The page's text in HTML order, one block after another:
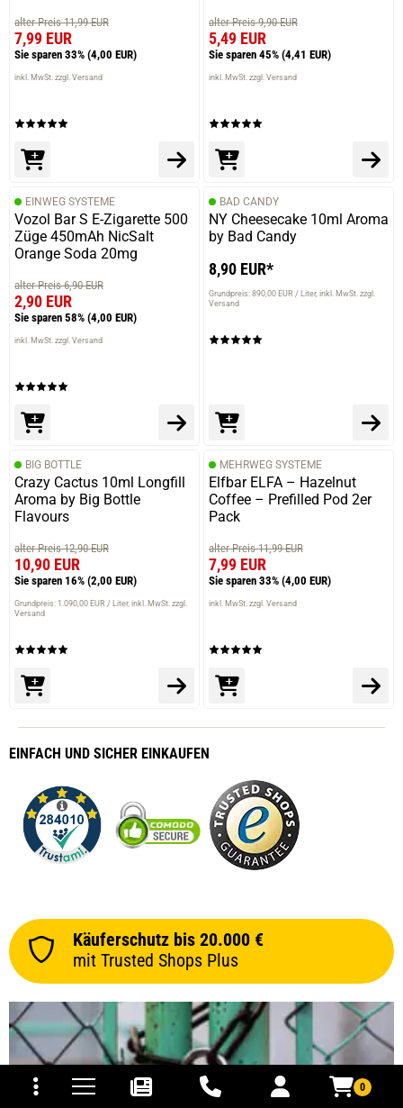
0
und Versandkosten
alter Preis 11,99 EUR
7,99 EUR
Sie sparen 33% (4,00 EUR)
inkl. MwSt. zzgl. Versand
alter Preis 9,90 EUR
5,49 EUR
Sie sparen 45% (4,41 EUR)
inkl. MwSt. zzgl. Versand
EINWEG SYSTEME
Vozol Bar S E-Zigarette 500
Züge 450mAh NicSalt
Orange Soda 20mg
alter Preis 6,90 EUR
2,90 EUR
Sie sparen 58% (4,00 EUR)
inkl. MwSt. zzgl. Versand
BAD CANDY
NY Cheesecake 10ml Aroma
by Bad Candy
8,90 EUR*
Grundpreis: 890,00 EUR / Liter inkl. MwSt. zzgl.
Versand
BIG BOTTLE
Crazy Cactus 10ml Longfill
Aroma by Big Bottle
Flavours
alter Preis 12,90 EUR
10,90 EUR
Sie sparen 16% (2,00 EUR)
Grundpreis: 1.090,00 EUR / Liter inkl. MwSt. zzgl.
Versand
MEHRWEG SYSTEME
Elfbar ELFA – Hazelnut
Coffee – Prefilled Pod 2er
Pack
alter Preis 11,99 EUR
7,99 EUR
Sie sparen 33% (4,00 EUR)
inkl. MwSt. zzgl. Versand
EINFACH UND SICHER EINKAUFEN
Käuferschutz bis 20.000 €
mit Trusted Shops Plus